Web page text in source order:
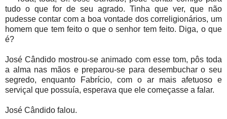
tudo o que for de seu agrado. Tinha que ver, que não
pudesse contar com a boa vontade dos correligionários, um
homem que tem feito o que o senhor tem feito. Diga, o que
é?
José Cândido mostrou-se animado com esse tom, pôs toda
a alma nas mãos e preparou-se para desembuchar o seu
segredo, enquanto Fabrício, com o ar mais afetuoso e
serviçal que possuía, esperava que ele começasse a falar.
José Cândido falou.